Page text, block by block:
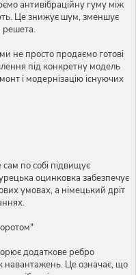
антивібраційну гуму між
Це знижує шум, зменшує
решета.
не просто продаємо готові
під конкретну модель
і модернізацію існуючих
по собі підвищує
оцинковка забезпечує
умовах, а німецький дріт
додаткове ребро
навантажень. Це означає, що